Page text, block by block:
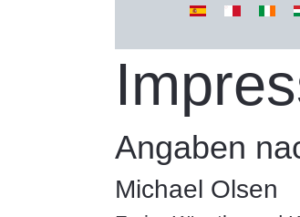
Izvēlieties valodu
Angaben
Michael Olsen